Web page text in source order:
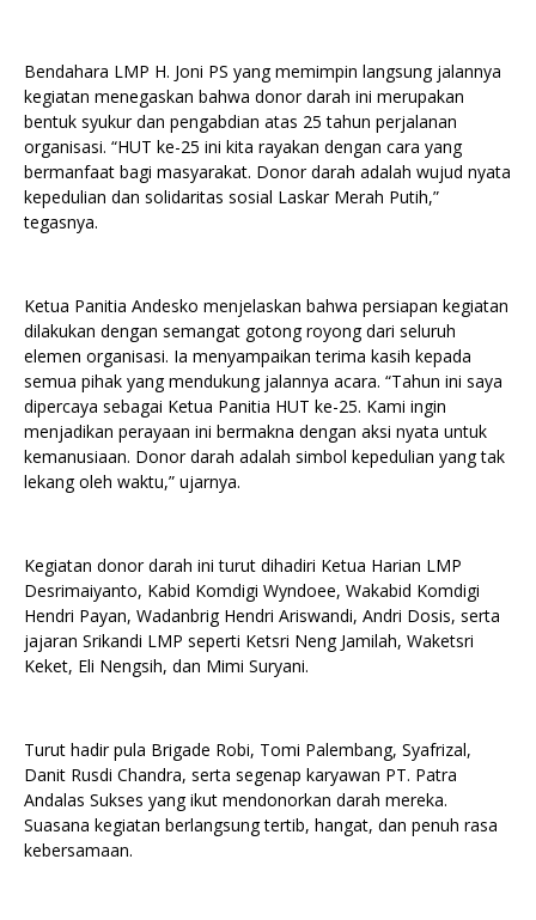
Bendahara LMP H. Joni PS yang memimpin langsung jalannya
kegiatan menegaskan bahwa donor darah ini merupakan
bentuk syukur dan pengabdian atas 25 tahun perjalanan
organisasi. “HUT ke-25 ini kita rayakan dengan cara yang
bermanfaat bagi masyarakat. Donor darah adalah wujud nyata
kepedulian dan solidaritas sosial Laskar Merah Putih,”
tegasnya.
Ketua Panitia Andesko menjelaskan bahwa persiapan kegiatan
dilakukan dengan semangat gotong royong dari seluruh
elemen organisasi. Ia menyampaikan terima kasih kepada
semua pihak yang mendukung jalannya acara. “Tahun ini saya
dipercaya sebagai Ketua Panitia HUT ke-25. Kami ingin
menjadikan perayaan ini bermakna dengan aksi nyata untuk
kemanusiaan. Donor darah adalah simbol kepedulian yang tak
lekang oleh waktu,” ujarnya.
Kegiatan donor darah ini turut dihadiri Ketua Harian LMP
Desrimaiyanto, Kabid Komdigi Wyndoee, Wakabid Komdigi
Hendri Payan, Wadanbrig Hendri Ariswandi, Andri Dosis, serta
jajaran Srikandi LMP seperti Ketsri Neng Jamilah, Waketsri
Keket, Eli Nengsih, dan Mimi Suryani.
Turut hadir pula Brigade Robi, Tomi Palembang, Syafrizal,
Danit Rusdi Chandra, serta segenap karyawan PT. Patra
Andalas Sukses yang ikut mendonorkan darah mereka.
Suasana kegiatan berlangsung tertib, hangat, dan penuh rasa
kebersamaan.